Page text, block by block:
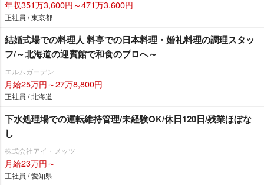
年収351万3,600円～471万3,600円
正社員 / 東京都
結婚式場での料理人 料亭での日本料理・婚礼料理の調理スタッ
フ/～北海道の迎賓館で和食のプロへ～
エルムガーデン
月給25万円～27万8,800円
正社員 / 北海道
下水処理場での運転維持管理/未経験OK/休日120日/残業ほぼな
し
株式会社アイ・メッツ
月給23万円～
正社員 / 愛知県